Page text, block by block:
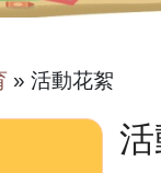
» 活動花絮